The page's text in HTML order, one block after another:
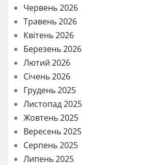
Червень 2026
Травень 2026
Квітень 2026
Березень 2026
Лютий 2026
Січень 2026
Грудень 2025
Листопад 2025
Жовтень 2025
Вересень 2025
Серпень 2025
Липень 2025